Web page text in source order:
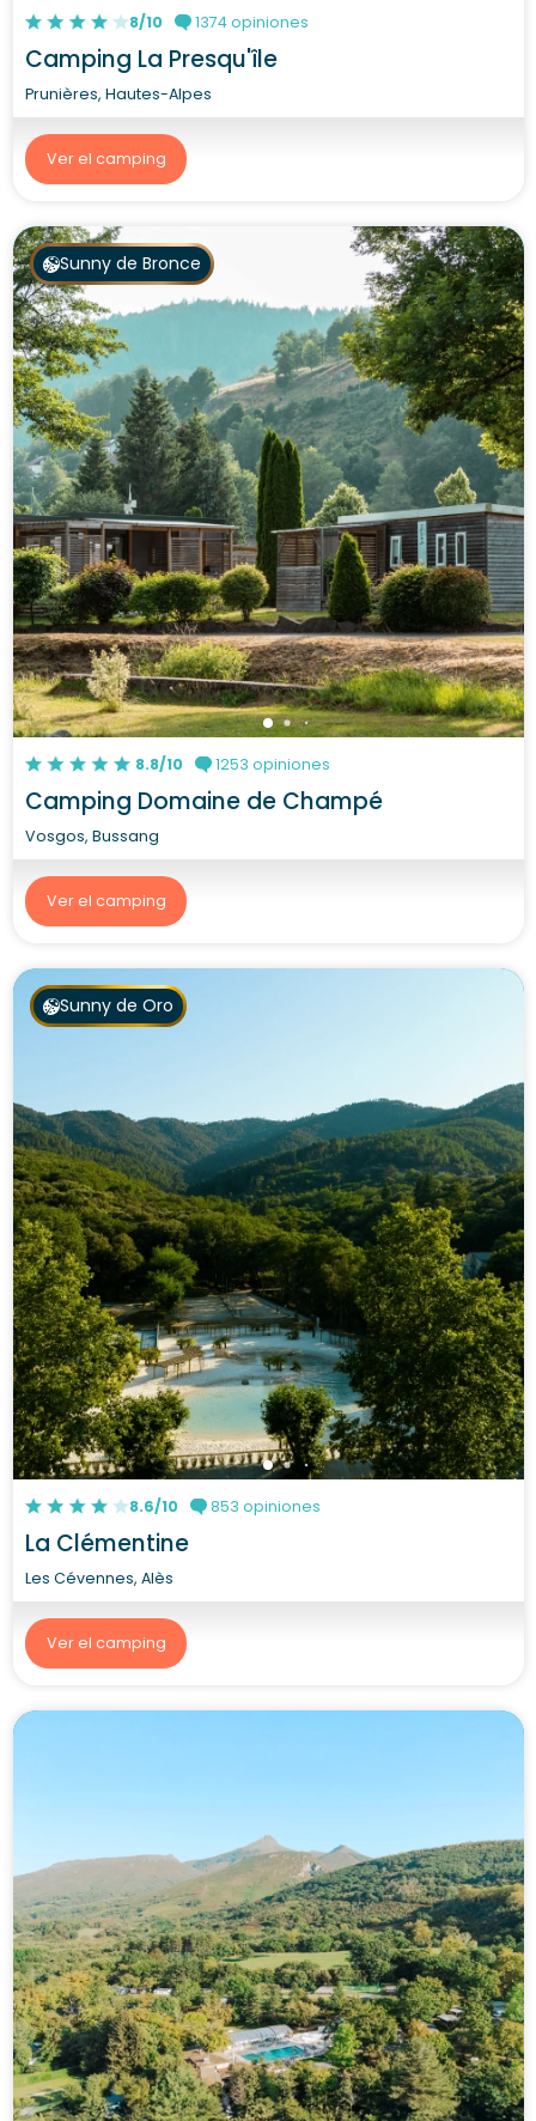
8/10 1374 opiniones
Camping La Presqu'île
Prunières, Hautes-Alpes
Ver el camping
Sunny de Bronce
8.8/10 1253 opiniones
Camping Domaine de Champé
Vosgos, Bussang
Ver el camping
Sunny de Oro
8.6/10 853 opiniones
La Clémentine
Les Cévennes, Alès
Ver el camping